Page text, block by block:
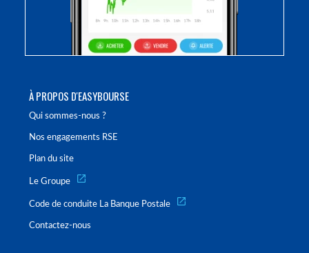
À PROPOS D'EASYBOURSE
Qui sommes-nous ?
Nos engagements RSE
Plan du site
Le Groupe
Code de conduite La Banque Postale
Contactez-nous